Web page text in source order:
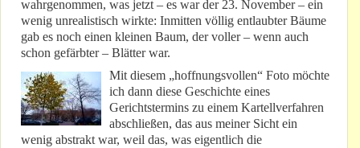
wahrgenommen, was jetzt – es war der 23. November – ein
wenig unrealistisch wirkte: Inmitten völlig entlaubter Bäume
gab es noch einen kleinen Baum, der voller – wenn auch
schon gefärbter – Blätter war.
Mit diesem „hoffnungsvollen“ Foto möchte
ich dann diese Geschichte eines
Gerichtstermins zu einem Kartellverfahren
abschließen, das aus meiner Sicht ein
wenig abstrakt war, weil das, was eigentlich die